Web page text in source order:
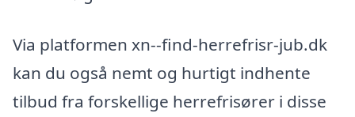
Via platformen xn--find-herrefrisr-jub.dk
kan du også nemt og hurtigt indhente
tilbud fra forskellige herrefrisører i disse